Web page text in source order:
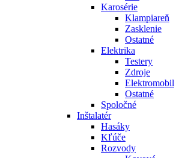
Karosérie
Klampiareň
Zasklenie
Ostatné
Elektrika
Testery
Zdroje
Elektromobil
Ostatné
Spoločné
Inštalatér
Hasáky
Kľúče
Rozvody